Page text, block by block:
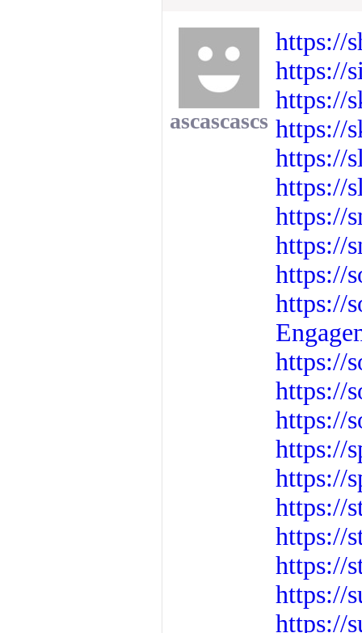
ascascascs
https://
https://
https://
https://
https://
https://
https://
https://
https://
https://
https://
https://
https://
https://
https://
https://
https://
https://
https://
https://